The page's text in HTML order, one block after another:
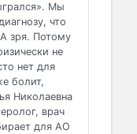
Мы
что
зря. Потому
не
нет для
болит,
Николаевна
врач
для АО